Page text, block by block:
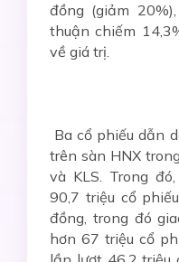
đồng (giảm
thuận chiếm
về giá trị.
Ba cổ phiếu dẫn
trên sàn HNX
và KLS. Trong
90,7 triệu cổ
đồng, trong đó
hơn 67 triệu cổ